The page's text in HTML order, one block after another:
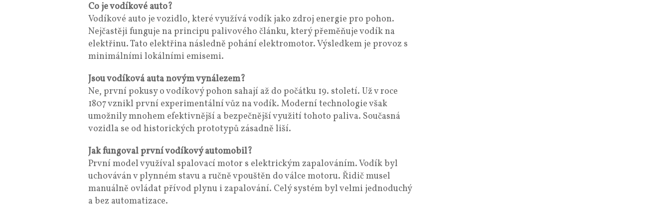
Co je vodíkové auto?
Vodíkové auto je vozidlo, které využívá vodík jako zdroj energie pro pohon.
Nejčastěji funguje na principu palivového článku, který přeměňuje vodík na
elektřinu. Tato elektřina následně pohání elektromotor. Výsledkem je provoz s
minimálními lokálními emisemi.
Jsou vodíková auta novým vynálezem?
Ne, první pokusy o vodíkový pohon sahají až do počátku 19. století. Už v roce
1807 vznikl první experimentální vůz na vodík. Moderní technologie však
umožnily mnohem efektivnější a bezpečnější využití tohoto paliva. Současná
vozidla se od historických prototypů zásadně liší.
Jak fungoval první vodíkový automobil?
První model využíval spalovací motor s elektrickým zapalováním. Vodík byl
uchováván v plynném stavu a ručně vpouštěn do válce motoru. Řidič musel
manuálně ovládat přívod plynu i zapalování. Celý systém byl velmi jednoduchý
a bez automatizace.